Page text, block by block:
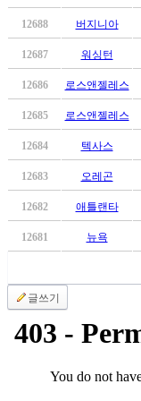
국
주
야
우
비
아
탑-
릴
지
입
발
기
12688 버지니아
12687 워싱턴
12686 로스앤젤레스
12685 로스앤젤레스
12684 텍사스
12683 오레곤
12682 애틀랜타
12681 뉴욕
글쓰기